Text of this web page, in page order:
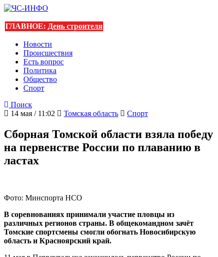
ГЛАВНОЕ: День строителя
Новости
Происшествия
Есть вопрос
Политика
Общество
Спорт
Поиск
14 мая / 11:02
Томская область Спорт
Сборная Томской области взяла победу
на первенстве России по плаванию в
ластах
Фото: Минспорта НСО
В соревнованиях принимали участие пловцы из
различных регионов страны. В общекомандном зачёт
Томские спортсмены смогли обогнать Новосибирскую
область и Красноярский край.